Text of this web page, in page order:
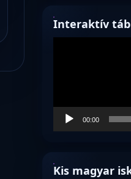
Interaktív
00:00
Kis magyar